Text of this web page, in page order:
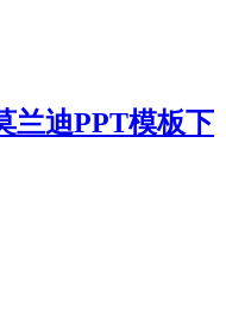
兰迪PPT模板下